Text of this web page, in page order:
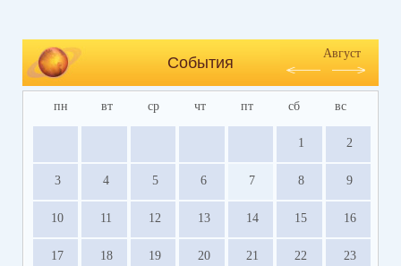
События
Август
пн вт ср чт пт сб вс
1 2
3 4 5 6 7 8 9
10 11 12 13 14 15 16
17 18 19 20 21 22 23